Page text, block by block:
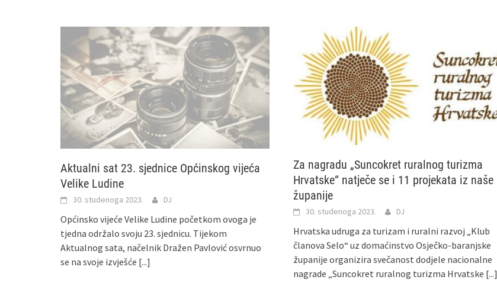
Aktualni sat 23. sjednice Općinskog vijeća
Velike Ludine
30. studenoga 2023. DJ
Općinsko vijeće Velike Ludine početkom ovoga je
tjedna održalo svoju 23. sjednicu. Tijekom
Aktualnog sata, načelnik Dražen Pavlović osvrnuo
se na svoje izvješće [...]
Za nagradu „Suncokret ruralnog turizma
Hrvatske“ natječe se i 11 projekata iz naše
županije
30. studenoga 2023. DJ
Hrvatska udruga za turizam i ruralni razvoj „Klub
članova Selo“ uz domaćinstvo Osječko-baranjske
županije organizira svečanost dodjele nacionalne
nagrade „Suncokret ruralnog turizma Hrvatske [...]